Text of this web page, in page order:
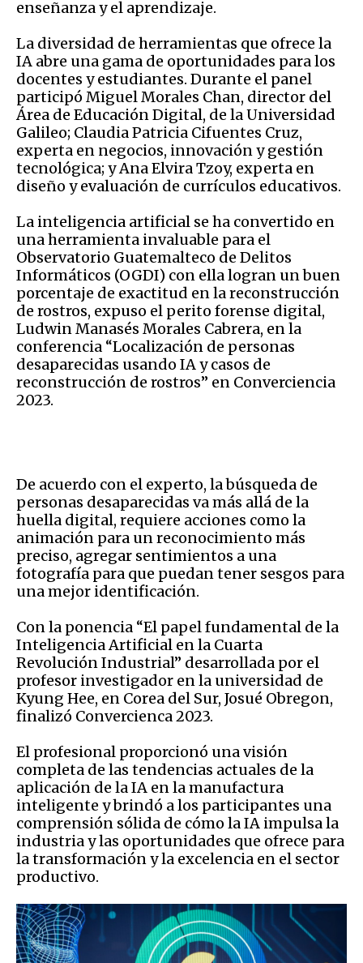
enseñanza y el aprendizaje.
La diversidad de herramientas que ofrece la
IA abre una gama de oportunidades para los
docentes y estudiantes. Durante el panel
participó Miguel Morales Chan, director del
Área de Educación Digital, de la Universidad
Galileo; Claudia Patricia Cifuentes Cruz,
experta en negocios, innovación y gestión
tecnológica; y Ana Elvira Tzoy, experta en
diseño y evaluación de currículos educativos.
La inteligencia artificial se ha convertido en
una herramienta invaluable para el
Observatorio Guatemalteco de Delitos
Informáticos (OGDI) con ella logran un buen
porcentaje de exactitud en la reconstrucción
de rostros, expuso el perito forense digital,
Ludwin Manasés Morales Cabrera, en la
conferencia “Localización de personas
desaparecidas usando IA y casos de
reconstrucción de rostros” en Converciencia
2023.
De acuerdo con el experto, la búsqueda de
personas desaparecidas va más allá de la
huella digital, requiere acciones como la
animación para un reconocimiento más
preciso, agregar sentimientos a una
fotografía para que puedan tener sesgos para
una mejor identificación.
Con la ponencia “El papel fundamental de la
Inteligencia Artificial en la Cuarta
Revolución Industrial” desarrollada por el
profesor investigador en la universidad de
Kyung Hee, en Corea del Sur, Josué Obregon,
finalizó Convercienca 2023.
El profesional proporcionó una visión
completa de las tendencias actuales de la
aplicación de la IA en la manufactura
inteligente y brindó a los participantes una
comprensión sólida de cómo la IA impulsa la
industria y las oportunidades que ofrece para
la transformación y la excelencia en el sector
productivo.